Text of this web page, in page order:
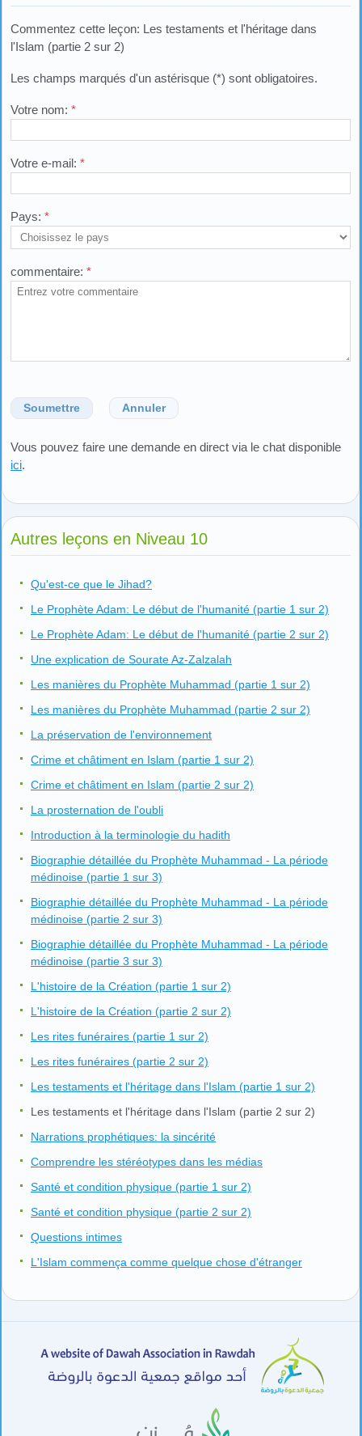
Commentez cette leçon: Les testaments et l'héritage dans
l'Islam (partie 2 sur 2)
Les champs marqués d'un astérisque (*) sont obligatoires.
Votre nom: *
Votre e-mail: *
Pays: *
commentaire: *
Soumettre Annuler
Vous pouvez faire une demande en direct via le chat disponible
ici.
Autres leçons en Niveau 10
Qu'est-ce que le Jihad?
Le Prophète Adam: Le début de l'humanité (partie 1 sur 2)
Le Prophète Adam: Le début de l'humanité (partie 2 sur 2)
Une explication de Sourate Az-Zalzalah
Les manières du Prophète Muhammad (partie 1 sur 2)
Les manières du Prophète Muhammad (partie 2 sur 2)
La préservation de l'environnement
Crime et châtiment en Islam (partie 1 sur 2)
Crime et châtiment en Islam (partie 2 sur 2)
La prosternation de l'oubli
Introduction à la terminologie du hadith
Biographie détaillée du Prophète Muhammad - La période
médinoise (partie 1 sur 3)
Biographie détaillée du Prophète Muhammad - La période
médinoise (partie 2 sur 3)
Biographie détaillée du Prophète Muhammad - La période
médinoise (partie 3 sur 3)
L'histoire de la Création (partie 1 sur 2)
L'histoire de la Création (partie 2 sur 2)
Les rites funéraires (partie 1 sur 2)
Les rites funéraires (partie 2 sur 2)
Les testaments et l'héritage dans l'Islam (partie 1 sur 2)
Les testaments et l'héritage dans l'Islam (partie 2 sur 2)
Narrations prophétiques: la sincérité
Comprendre les stéréotypes dans les médias
Santé et condition physique (partie 1 sur 2)
Santé et condition physique (partie 2 sur 2)
Questions intimes
L'Islam commença comme quelque chose d'étranger